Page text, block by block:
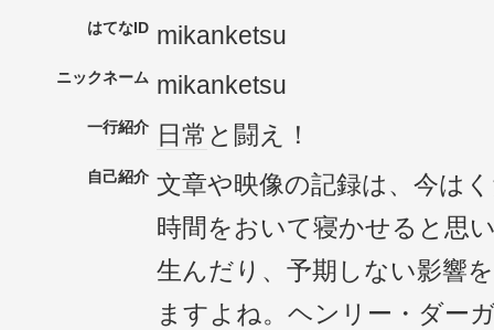
はてなID mikanketsu
ニックネーム mikanketsu
一行紹介 日常 と闘え！
自己紹介 文章や映像の記録は、今は
時間をおいて寝かせると思
生んだり、予期しない影響
ますよね。ヘンリー・ダー